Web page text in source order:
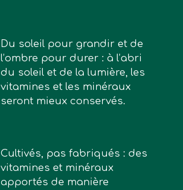
Du soleil pour grandir et de
l’ombre pour durer : à l’abri
du soleil et de la lumière, les
vitamines et les minéraux
seront mieux conservés.
Cultivés, pas fabriqués : des
vitamines et minéraux
apportés de manière